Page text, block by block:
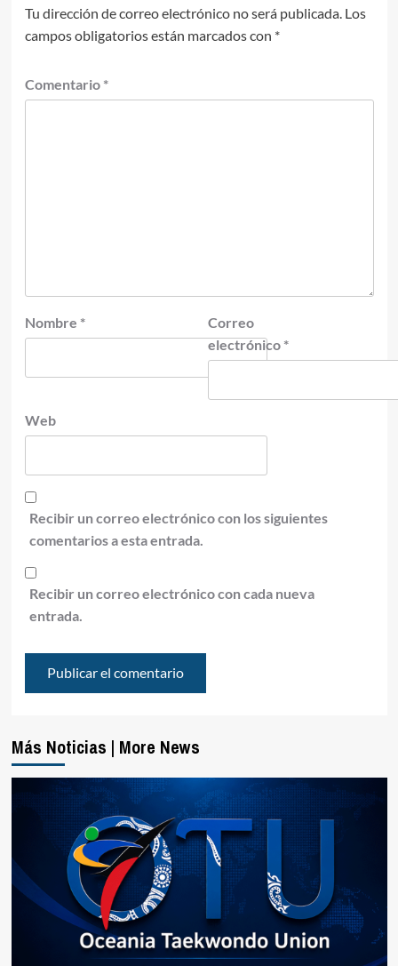
Tu dirección de correo electrónico no será publicada. Los
campos obligatorios están marcados con *
Comentario *
Nombre *
Correo
electrónico *
Web
Recibir un correo electrónico con los siguientes
comentarios a esta entrada.
Recibir un correo electrónico con cada nueva
entrada.
Más Noticias | More News